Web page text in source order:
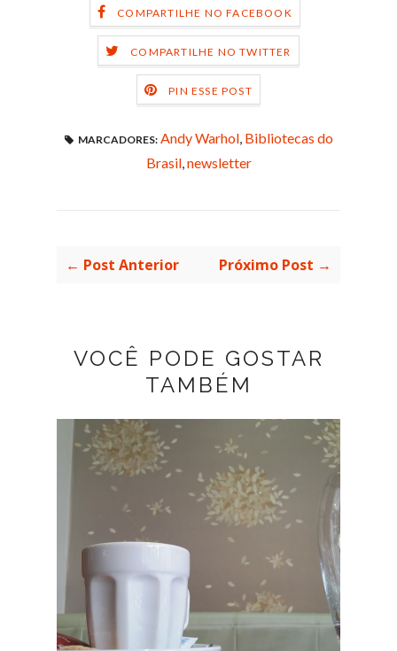
COMPARTILHE NO FACEBOOK
COMPARTILHE NO TWITTER
PIN ESSE POST
MARCADORES: Andy Warhol, Bibliotecas do
Brasil,newsletter
← Post Anterior Próximo Post →
VOCÊ PODE GOSTAR
TAMBÉM